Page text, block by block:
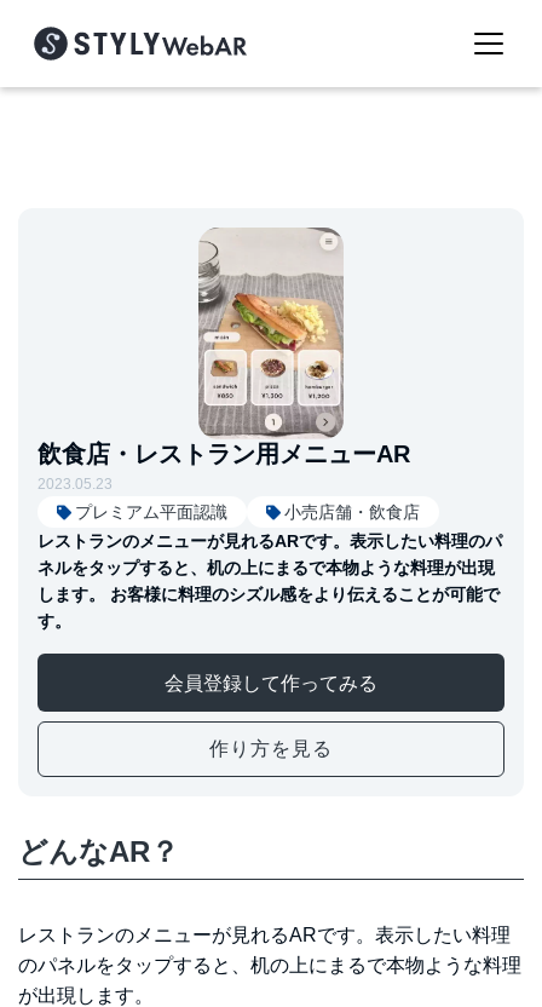
飲食店・レストラン用メニューAR
2023.05.23
プレミアム平面認識
小売店舗・飲食店
レストランのメニューが見れるARです。表示したい料理のパ
ネルをタップすると、机の上にまるで本物ような料理が出現
します。 お客様に料理のシズル感をより伝えることが可能で
す。
会員登録して作ってみる
作り方を見る
どんなAR？
レストランのメニューが見れるARです。表示したい料理
のパネルをタップすると、机の上にまるで本物ような料理
が出現します。